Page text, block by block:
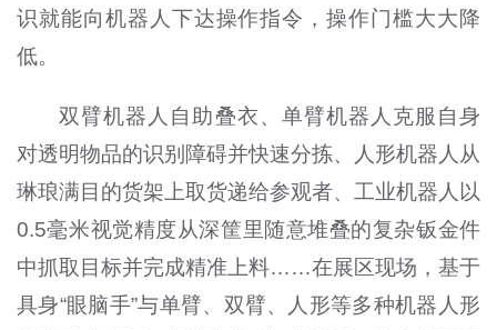
识就能向机器人下达操作指令，操作门槛大大降
低。
双臂机器人自助叠衣、单臂机器人克服自身
对透明物品的识别障碍并快速分拣、人形机器人从
琳琅满目的货架上取货递给参观者、工业机器人以
0.5毫米视觉精度从深筐里随意堆叠的复杂钣金件
中抓取目标并完成精准上料……在展区现场，基于
具身“眼脑手”与单臂、双臂、人形等多种机器人形